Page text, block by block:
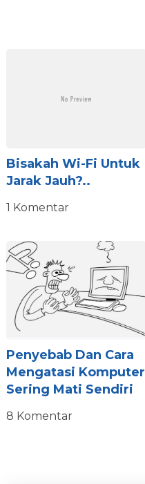
Bisakah Wi-Fi Untuk
Jarak Jauh?..
1 Komentar
Penyebab Dan Cara
Mengatasi Komputer
Sering Mati Sendiri
8 Komentar